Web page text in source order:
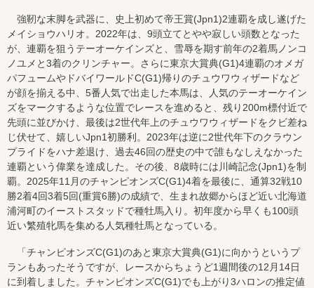
強靭な末脚を武器に、史上初めて帝王賞(Jpn1)2連覇を成し遂げた
メイショウハリオ。2022年は、9頭立てとやや寂しい頭数となった
が、連覇を狙うテーオーケインズと、雪辱を期す前年の2着馬ノンコ
ノユメと3着のクリンチャー。さらに東京大賞典(G1)4連覇のオメガ
パフュームやドバイワールドC(G1)帰りのチュウワウィザードなど
が顔を揃える中、5番人気で出走した本馬は、人気のテーオーケイン
ズをマークするような位置でレースを進めると、残り200m標付近で
先頭に並びかけ、最後は2世代年上のチュウワウィザードをクビ差ね
じ伏せて、嬉しいJpn1初勝利。2023年は逆に2世代年下のクラウン
プライドをハナ差退け、過去46回の歴史の中で誰もなしえなかった
連覇という偉業を達成した。その後、8歳時には川崎記念(Jpn1)を制
覇。2025年11月のチャンピオンズC(G1)4着を最後に、通算32戦10
勝2着4回3着5回(重賞6勝)の成績で、生まれ故郷からほど近い北海道
浦河町のイーストスタッドで種牡馬入り。初年度から早くも100頭
近い繁殖牝馬を集める人気種牡馬となっている。
「チャンピオンズC(G1)のあと東京大賞典(G1)に向かうというプ
ランもあったそうですが、レースからちょうど1週間後の12月14日
に到着しました。チャンピオンズC(G1)でも上がり3ハロンの推定値